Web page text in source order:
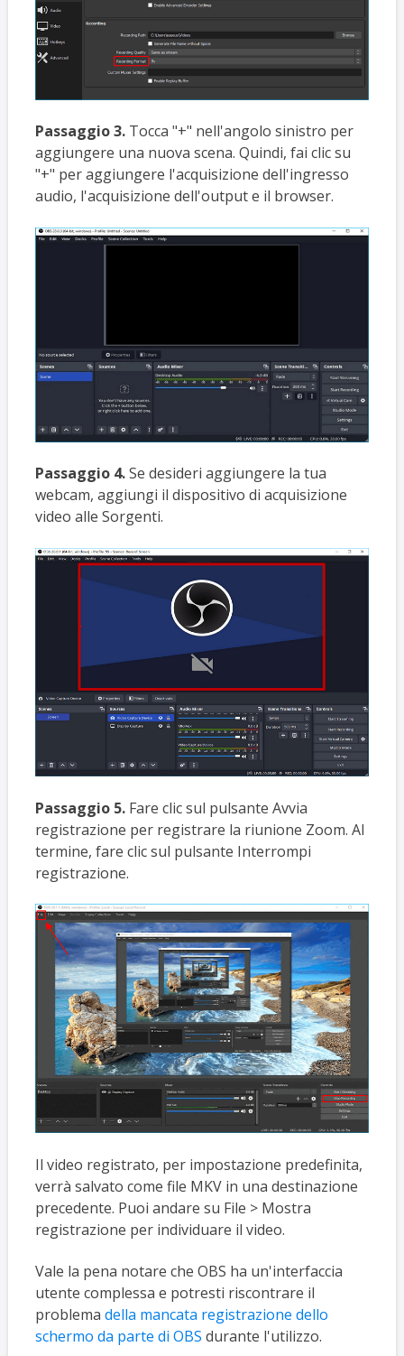
Passaggio 3.Tocca "+" nell'angolo sinistro per
aggiungere una nuova scena. Quindi, fai clic su
"+" per aggiungere l'acquisizione dell'ingresso
audio, l'acquisizione dell'output e il browser.
Passaggio 4.Se desideri aggiungere la tua
webcam, aggiungi il dispositivo di acquisizione
video alle Sorgenti.
Passaggio 5.Fare clic sul pulsante Avvia
registrazione per registrare la riunione Zoom. Al
termine, fare clic sul pulsante Interrompi
registrazione.
Il video registrato, per impostazione predefinita,
verrà salvato come file MKV in una destinazione
precedente. Puoi andare su File > Mostra
registrazione per individuare il video.
Vale la pena notare che OBS ha un'interfaccia
utente complessa e potresti riscontrare il
problema della mancata registrazione dello
schermo da parte di OBS durante l'utilizzo.